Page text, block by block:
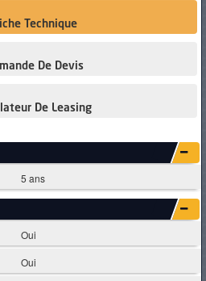
Technique
De Devis
De Leasing
5 ans
Oui
Oui